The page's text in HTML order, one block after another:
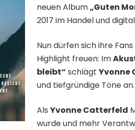
neuen Album„Guten
2017 im Handel und
Nun dürfen sich ihre
Highlight freuen: Im
bleibt“ schlägt Yvonne
und tiefgründige Töne an.
Als Yvonne Catterfeld
wurde und mehr